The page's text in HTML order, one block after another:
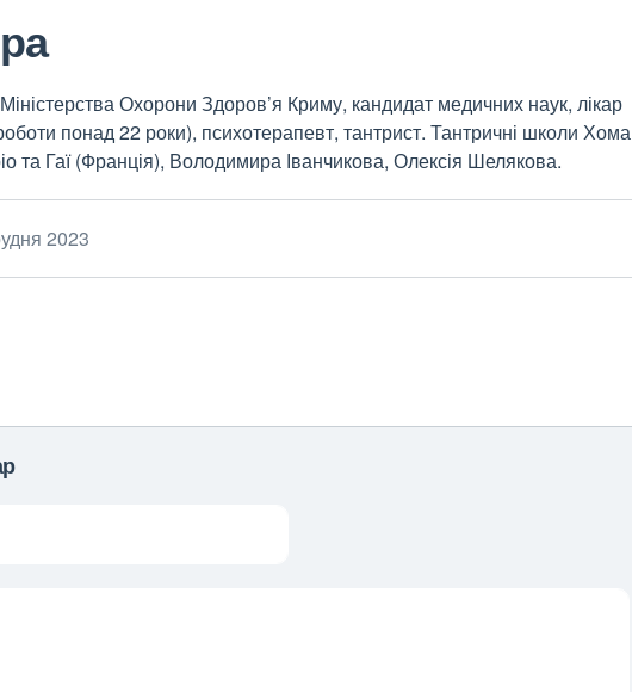
Охорони Здоров’я Криму, кандидат медичних наук, лікар
роботи понад 22 роки), психотерапевт, тантрист. Тантричні школи Хома
та Гаї (Франція), Володимира Іванчикова, Олексія Шелякова.
2023